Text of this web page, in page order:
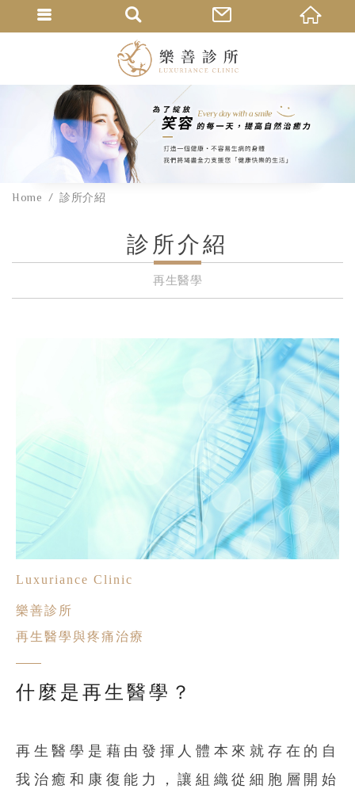
Home 診所介紹
診所介紹
再生醫學
Luxuriance Clinic
樂善診所
再生醫學與疼痛治療
什麼是再生醫學？
再生醫學是藉由發揮人體本來就存在的自
我治癒和康復能力，讓組織從細胞層開始